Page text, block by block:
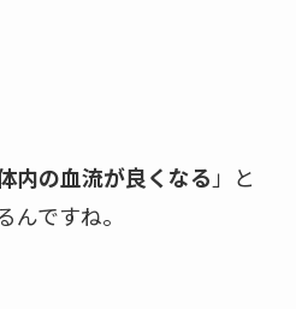
内の血流が良くなる」と
ですね。